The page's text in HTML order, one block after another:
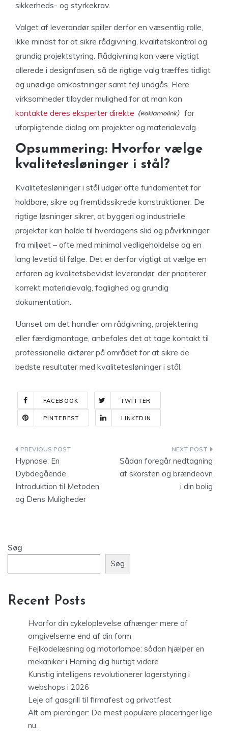
sikkerheds- og styrkekrav.
Valget af leverandør spiller derfor en væsentlig rolle,
ikke mindst for at sikre rådgivning, kvalitetskontrol og
grundig projektstyring. Rådgivning kan være vigtigt
allerede i designfasen, så de rigtige valg træffes tidligt
og unødige omkostninger samt fejl undgås. Flere
virksomheder tilbyder mulighed for at man kan
kontakte deres eksperter direkte
for
uforpligtende dialog om projekter og materialevalg.
Opsummering: Hvorfor vælge
kvalitetesløninger i stål?
Kvalitetesløninger i stål udgør ofte fundamentet for
holdbare, sikre og fremtidssikrede konstruktioner. De
rigtige løsninger sikrer, at byggeri og industrielle
projekter kan holde til hverdagens slid og påvirkninger
fra miljøet – ofte med minimal vedligeholdelse og en
lang levetid til følge. Det er derfor vigtigt at vælge en
erfaren og kvalitetsbevidst leverandør, der prioriterer
korrekt materialevalg, faglighed og grundig
dokumentation.
Uanset om det handler om rådgivning, projektering
eller færdigmontage, anbefales det at tage kontakt til
professionelle aktører på området for at sikre de
bedste resultater med kvalitetesløninger i stål.
FACEBOOK TWITTER
PINTEREST LINKEDIN
Indlægsnavigation
Hypnose: En
Dybdegående
Introduktion til Metoden
og Dens Muligheder
Sådan foregår nedtagning
af skorsten og brændeovn
i din bolig
Søg
Søg
Recent Posts
Hvorfor din cykeloplevelse afhænger mere af
omgivelserne end af din form
Fejlkodelæsning og motorlampe: sådan hjælper en
mekaniker i Herning dig hurtigt videre
Kunstig intelligens revolutionerer lagerstyring i
webshops i 2026
Leje af gasgrill til firmafest og privatfest
Alt om piercinger: De mest populære placeringer lige
nu.